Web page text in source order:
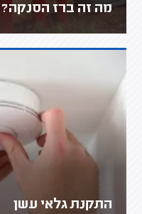
מה זה ברז הסנקה?
התקנת גלאי עשן